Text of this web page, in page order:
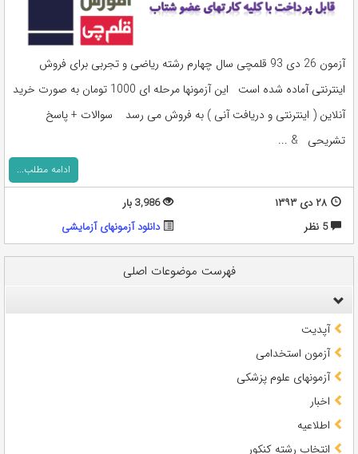
آزمون 26 دی 93 قلمچی سال چهارم رشته ریاضی و تجربی برای فروش
اینترنتی آماده شده است این آزمونها مرحله ای 1000 تومان به صورت خرید
آنلاین ( اینترنتی و دریافت آنی ) به فروش می رسد سوالات + پاسخ
تشریحی & ...
ادامه مطلب...
۲۸ دی ۱۳۹۳
3,986 بار
5 نظر
دانلود آزمونهای آزمایشی
فهرست موضوعات اصلی
آپدیت
آزمون استخدامی
آزمونهای علوم پزشکی
اخبار
اطلاعیه
انتخاب رشته کنکور